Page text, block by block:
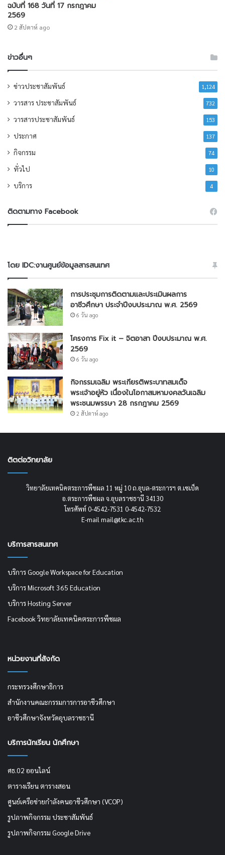
ฉบับที่ 168 วันที่ 17 กรกฎาคม
2569
2 สัปดาห์ ago
ข่าวอื่นๆ
ข่าวประชาสัมพันธ์ 1,124
วารสาร ประชาสัมพันธ์ 732
วารสารประชาสัมพันธ์ 153
ประกาศ 137
กิจกรรม 74
ทั่วไป 10
บริการ 4
ติดตามทาง Facebook
โดย IDC:งานศูนย์ข้อมูลสารสนเทศ
การประชุมการติดตามและประเมินผลการ
อาชีวศึกษา ประจำปีงบประมาณ พ.ศ. 2569
6 วัน ago
โครงการ Fix it – จิตอาสา ปีงบประมาณ พ.ศ.
2569
6 วัน ago
กิจกรรมเฉลิม พระเกียรติพระบาทสมเด็จ
พระเจ้าอยู่หัว เนื่องในโอกาสมหามงคลวันเฉลิม
พระชนมพรรษา 28 กรกฎาคม 2569
2 สัปดาห์ ago
ติตต่อวิทยาลัย
วิทยาลัยเทคนิคตระการพืชผล 11 หมู่ 10 ถ.อุบล-ตระการฯ ต.เซเป็ด
อ.ตระการพืชผล จ.อุบลราชธานี 34130
โทรศัพท์ 0-4542-7531 0-4542-7532
E-mail mail@tkc.ac.th
บริการสารสนเทศ
บริการ Google Workspace for Education
บริการ Microsoft 365 Education
บริการ Hosting Server
Facebook วิทยาลัยเทคนิคตระการพืชผล
หน่วยงานที่สังกัด
กระทรวงศึกษาธิการ
สำนักงานคณะกรรมการการอาชีวศึกษา
อาชีวศึกษาจังหวัดอุบลราชธานี
บริการนักเรียน นักศึกษา
ศธ.02 ออนไลน์
ตารางเรียน ตารางสอน
ศูนย์เครือข่ายกำลังคนอาชีวศึกษา (VCOP)
รูปภาพกิจกรรม ประชาสัมพันธ์
รูปภาพกิจกรรม Google Drive